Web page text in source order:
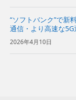
“ソフトバンク”で新
通信・より高速な
用でき、経済圏特
ンの2倍に～
2026年4月10日